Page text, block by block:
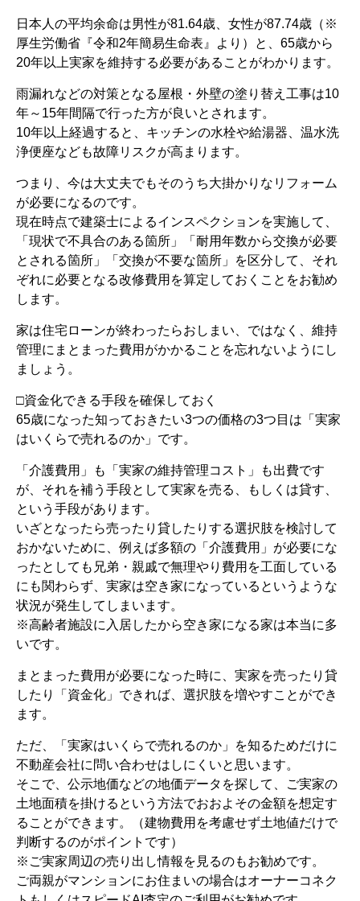
日本人の平均余命は男性が81.64歳、女性が87.74歳（※
厚生労働省『令和2年簡易生命表』より）と、65歳から
20年以上実家を維持する必要があることがわかります。
雨漏れなどの対策となる屋根・外壁の塗り替え工事は10
年～15年間隔で行った方が良いとされます。
10年以上経過すると、キッチンの水栓や給湯器、温水洗
浄便座なども故障リスクが高まります。
つまり、今は大丈夫でもそのうち大掛かりなリフォーム
が必要になるのです。
現在時点で建築士によるインスペクションを実施して、
「現状で不具合のある箇所」「耐用年数から交換が必要
とされる箇所」「交換が不要な箇所」を区分して、それ
ぞれに必要となる改修費用を算定しておくことをお勧め
します。
家は住宅ローンが終わったらおしまい、ではなく、維持
管理にまとまった費用がかかることを忘れないようにし
ましょう。
□資金化できる手段を確保しておく
65歳になった知っておきたい3つの価格の3つ目は「実家
はいくらで売れるのか」です。
「介護費用」も「実家の維持管理コスト」も出費です
が、それを補う手段として実家を売る、もしくは貸す、
という手段があります。
いざとなったら売ったり貸したりする選択肢を検討して
おかないために、例えば多額の「介護費用」が必要にな
ったとしても兄弟・親戚で無理やり費用を工面している
にも関わらず、実家は空き家になっているというような
状況が発生してしまいます。
※高齢者施設に入居したから空き家になる家は本当に多
いです。
まとまった費用が必要になった時に、実家を売ったり貸
したり「資金化」できれば、選択肢を増やすことができ
ます。
ただ、「実家はいくらで売れるのか」を知るためだけに
不動産会社に問い合わせはしにくいと思います。
そこで、公示地価などの地価データを探して、ご実家の
土地面積を掛けるという方法でおおよその金額を想定す
ることができます。（建物費用を考慮せず土地値だけで
判断するのがポイントです）
※ご実家周辺の売り出し情報を見るのもお勧めです。
ご両親がマンションにお住まいの場合はオーナーコネク